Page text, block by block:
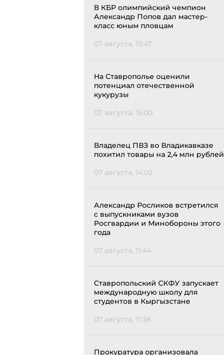
В КБР олимпийский чемпион
Александр Попов дал мастер-
класс юным пловцам
07 августа, 15:47
На Ставрополье оценили
потенциал отечественной
кукурузы
07 августа, 15:00
Владелец ПВЗ во Владикавказе
похитил товары на 2,4 млн рублей
07 августа, 14:02
Александр Росликов встретился
с выпускниками вузов
Росгвардии и Минобороны этого
года
07 августа, 11:44
Ставропольский СКФУ запускает
международную школу для
студентов в Кыргызстане
07 августа, 11:38
Прокуратура организовала